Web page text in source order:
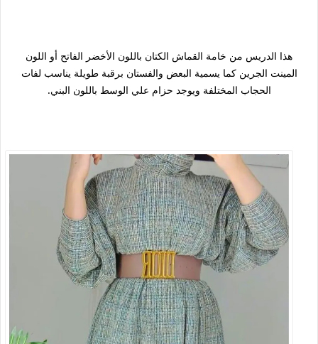
هذا الدريس من خامة القماش الكتان باللون الأخضر الفاتح أو اللون
المينت الجرين كما يسمية البعض والفستان برقبة طويلة يناسب لفات
الحجاب المختلفة ويوجد حزام علي الوسط باللون البني.